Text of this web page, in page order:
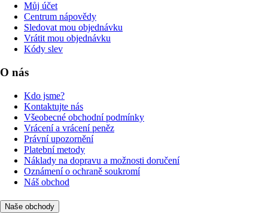
Můj účet
Centrum nápovědy
Sledovat mou objednávku
Vrátit mou objednávku
Kódy slev
O nás
Kdo jsme?
Kontaktujte nás
Všeobecné obchodní podmínky
Vrácení a vrácení peněz
Právní upozornění
Platební metody
Náklady na dopravu a možnosti doručení
Oznámení o ochraně soukromí
Náš obchod
Naše obchody